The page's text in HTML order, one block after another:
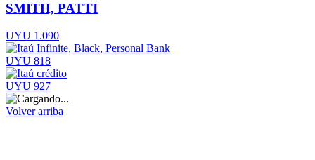
SMITH, PATTI
UYU 1.090
UYU 818
UYU 927
Volver arriba